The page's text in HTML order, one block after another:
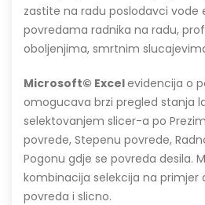
zastite na radu poslodavci vode
povredama radnika na radu,
oboljenjima, smrtnim
Microsoft© Excelevidencija o
omogucava brzi pregled stanja
selektovanjem slicer-a po
povrede, Stepenu povrede,
Pogonu gdje se povreda desila.
kombinacija selekcija na primjer
povreda i slicno.